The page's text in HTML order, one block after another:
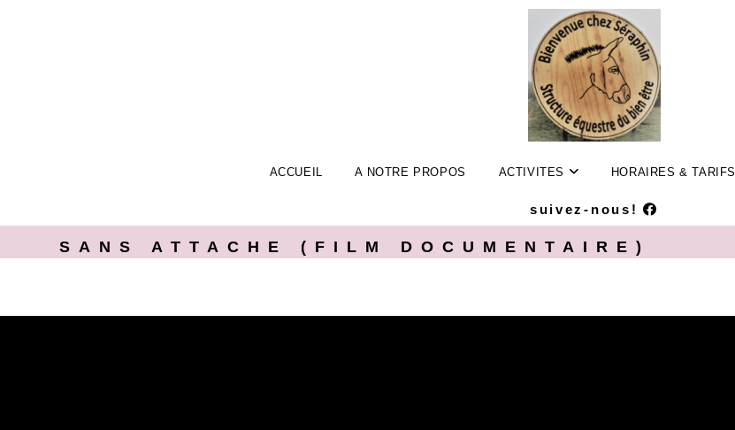
ACCUEIL A NOTRE PROPOS ACTIVITES HORAIRES & TARIFS
suivez-nous!
SANS ATTACHE (FILM DOCUMENTAIRE)